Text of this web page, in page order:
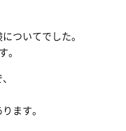
ついてでした。
。
ます。